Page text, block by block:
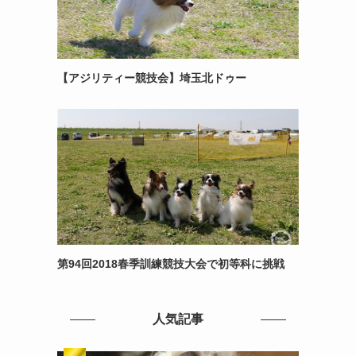
【アジリティー競技会】埼玉北ドゥー
第94回2018春季訓練競技大会で初等科に挑戦
人気記事